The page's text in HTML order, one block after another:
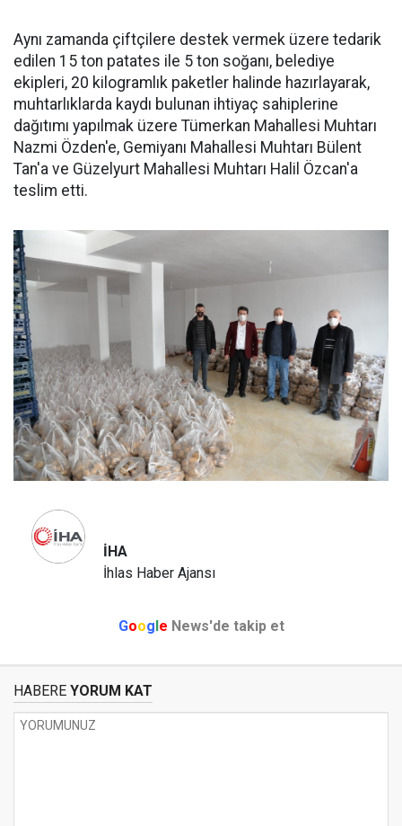
Aynı zamanda çiftçilere destek vermek üzere tedarik
edilen 15 ton patates ile 5 ton soğanı, belediye
ekipleri, 20 kilogramlık paketler halinde hazırlayarak,
muhtarlıklarda kaydı bulunan ihtiyaç sahiplerine
dağıtımı yapılmak üzere Tümerkan Mahallesi Muhtarı
Nazmi Özden'e, Gemiyanı Mahallesi Muhtarı Bülent
Tan'a ve Güzelyurt Mahallesi Muhtarı Halil Özcan'a
teslim etti.
İHA
İhlas Haber Ajansı
Google News'de takip et
HABERE YORUM KAT